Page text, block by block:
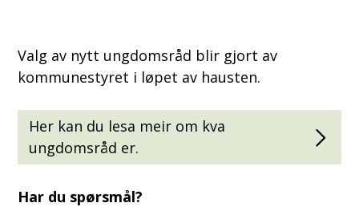
Valg av nytt ungdomsråd blir gjort av
kommunestyret i løpet av hausten.
Her kan du lesa meir om kva
ungdomsråd er.
Har du spørsmål?